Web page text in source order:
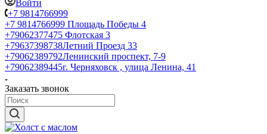
Войти
+7 9814766999
+7 9814766999 Площадь Победы 4
+79062377475 Флотская 3
+79637398738Летний Проезд 33
+79062389792Ленинский проспект, 7-9
+79062389445г. Черняховск , улица Ленина, 41
Заказать звонок